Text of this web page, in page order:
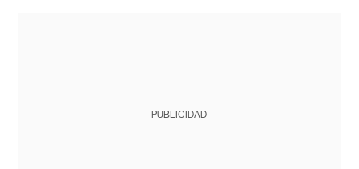
PUBLICIDAD